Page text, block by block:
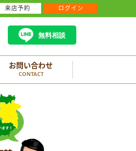
無料相談
お問い合わせ
CONTACT
来店予約 ログイン